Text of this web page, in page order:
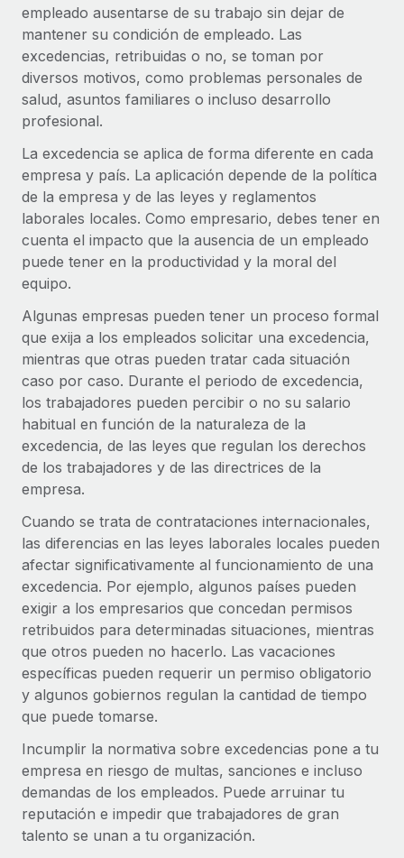
Contractor Management
Integra y gestiona a autónomos globalmente.
PEO
Externaliza tareas laborales complejas.
INFRAESTRUCTURA
Conexión Remote
Integra los RR. HH. en tus flujos de trabajo sin
complicaciones.
equipo.
Conectar Nuevo
Conecta cualquier herramienta de IA con Remote
mediante nuestro MCP.
Integraciones
Optimiza los procesos con herramientas empresariales
SERVICIOS
Pregunta a un experto
Obtén ayuda de gente experta en RR. HH. globales
y cumplimiento normativo.
Comprobaciones de antecedentes
Simplifica los procesos de cribado de candidatos.
Cumplimiento normativo
Adelántate a los riesgos de cumplimiento
normativo.
Gestión de dispositivos
Proporciona dispositivos tecnológicos y contrólalos
en todo el mundo.
Compáranos con otras empresas.
ETAPAS DE CRECIMIENTO
Startups
Soluciones ágiles de RR. HH. globales y nóminas para
empresas en crecimiento.
Mediana empresa
Amplía tu equipo con soluciones de RR. HH.
personalizadas.
Empresa
RR. HH. globales para grandes empresas.
ASOCIARSE
Socios tecnológicos estratégicos
Integra la gestión de los RR. HH. globales en tu
plataforma de forma flexible.
Asociarse
Descubre oportunidades de colaborar con nosotros.
CASOS PRÁCTICOS
Calculadora de pagos a autónomos
Descubre opciones de divisas y tiempos de pago para
autónomos globales.
Guías y recursos
Casos prácticos
Glosario de RR. HH.
Listas de verificación y plantillas
Biblioteca de descripciones de puestos
Webinarios
Eventos
Sala de prensa
Información sobre salarios y talento
Centro de información
Obtén ayuda
Consulta todos los recursos
BLOG
Nómina global
EOR y PEO
Impuestos
Explora el blog
Nederlands
Français
Deutsch
Italiano
Português (Portugal)
日本語
한국어
中文（简体）
Iniciar sesión
empleado ausentarse de su trabajo sin dejar de
mantener su condición de empleado. Las
excedencias, retribuidas o no, se toman por
diversos motivos, como problemas personales de
salud, asuntos familiares o incluso desarrollo
profesional.
La excedencia se aplica de forma diferente en cada
empresa y país. La aplicación depende de la política
de la empresa y de las leyes y reglamentos
laborales locales. Como empresario, debes tener en
cuenta el impacto que la ausencia de un empleado
puede tener en la productividad y la moral del
equipo.
Algunas empresas pueden tener un proceso formal
que exija a los empleados solicitar una excedencia,
mientras que otras pueden tratar cada situación
caso por caso. Durante el periodo de excedencia,
los trabajadores pueden percibir o no su salario
habitual en función de la naturaleza de la
excedencia, de las leyes que regulan los derechos
de los trabajadores y de las directrices de la
empresa.
Cuando se trata de contrataciones internacionales,
las diferencias en las leyes laborales locales pueden
afectar significativamente al funcionamiento de una
excedencia. Por ejemplo, algunos países pueden
exigir a los empresarios que concedan permisos
retribuidos para determinadas situaciones, mientras
que otros pueden no hacerlo. Las vacaciones
específicas pueden requerir un permiso obligatorio
y algunos gobiernos regulan la cantidad de tiempo
que puede tomarse.
Incumplir la normativa sobre excedencias pone a tu
empresa en riesgo de multas, sanciones e incluso
demandas de los empleados. Puede arruinar tu
reputación e impedir que trabajadores de gran
talento se unan a tu organización.